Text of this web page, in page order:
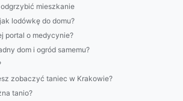
mieszkanie
lodówkę do domu?
portal o medycynie?
dom i ogród samemu?
zobaczyć taniec w Krakowie?
tanio?